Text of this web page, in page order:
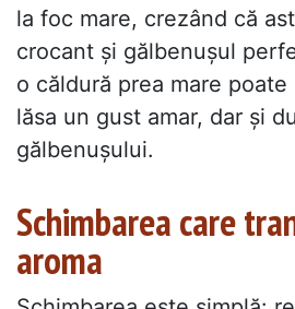
la foc mare, crezând că
crocant și gălbenușul
o căldură prea mare poate
lăsa un gust amar, dar și
gălbenușului.
Schimbarea care
aroma